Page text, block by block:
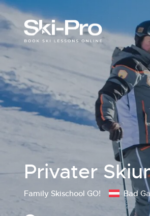
Privater
Family Skischool GO! Bad